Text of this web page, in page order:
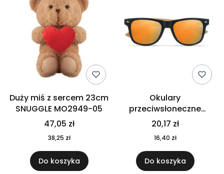
Duży miś z sercem 23cm
SNUGGLE MO2949-05
47,05 zł
38,25 zł
Do koszyka
Okulary
przeciwsłoneczne
CALIFORNIA TOUCH
MO9617-10
20,17 zł
16,40 zł
Do koszyka